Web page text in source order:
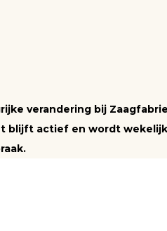
verandering bij
blijft actief en wordt